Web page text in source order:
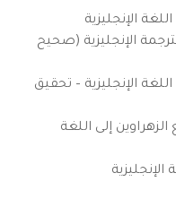
الإنجليزية
الإنجليزية (صحيح
الإنجليزية – تحقيق
إلى اللغة
الإنجليزية